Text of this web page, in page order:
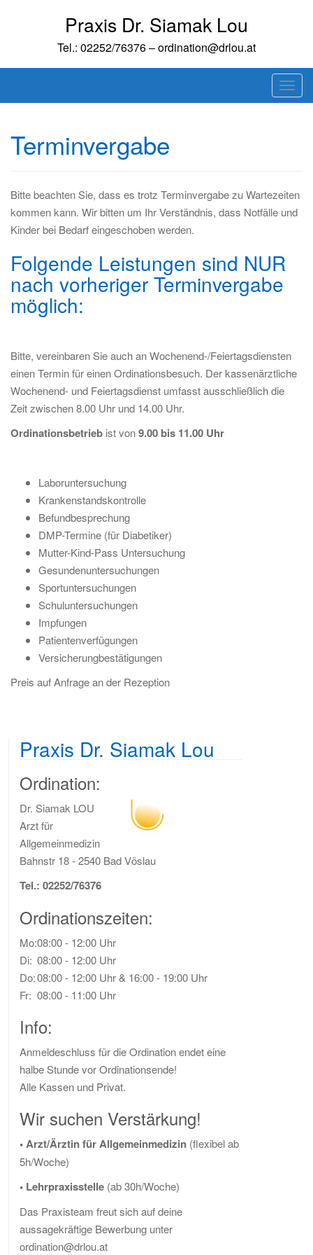
Praxis Dr. Siamak Lou
Tel.: 02252/76376 – ordination@drlou.at
T
o
n
a
n
Terminvergabe
Bitte beachten Sie, dass es trotz Terminvergabe zu Wartezeiten
kommen kann. Wir bitten um Ihr Verständnis, dass Notfälle und
Kinder bei Bedarf eingeschoben werden.
Folgende Leistungen sind NUR
nach vorheriger Terminvergabe
möglich:
Bitte, vereinbaren Sie auch an Wochenend-/Feiertagsdiensten
einen Termin für einen Ordinationsbesuch. Der kassenärztliche
Wochenend- und Feiertagsdienst umfasst ausschließlich die
Zeit zwischen 8.00 Uhr und 14.00 Uhr.
Ordinationsbetrieb ist von9.00 bis 11.00 Uhr
Laboruntersuchung
Krankenstandskontrolle
Befundbesprechung
DMP-Termine (für Diabetiker)
Mutter-Kind-Pass Untersuchung
Gesundenuntersuchungen
Sportuntersuchungen
Schuluntersuchungen
Impfungen
Patientenverfügungen
Versicherungbestätigungen
Preis auf Anfrage an der Rezeption
Praxis Dr. Siamak Lou
Ordination:
Dr. Siamak LOU
Arzt für
Allgemeinmedizin
Bahnstr 18 - 2540 Bad Vöslau
Tel.: 02252/76376
Ordinationszeiten:
Mo:08:00 - 12:00 Uhr
Di: 08:00 - 12:00 Uhr
Do:08:00 - 12:00 Uhr& 16:00 - 19:00 Uhr
Fr: 08:00 - 11:00 Uhr
Info:
Anmeldeschluss für die Ordination endet eine
halbe Stunde vor Ordinationsende!
Alle Kassen und Privat.
Wir suchen Verstärkung!
• Arzt/Ärztin für Allgemeinmedizin (flexibel ab
5h/Woche)
• Lehrpraxisstelle (ab 30h/Woche)
Das Praxisteam freut sich auf deine
aussagekräftige Bewerbung unter
ordination@drlou.at